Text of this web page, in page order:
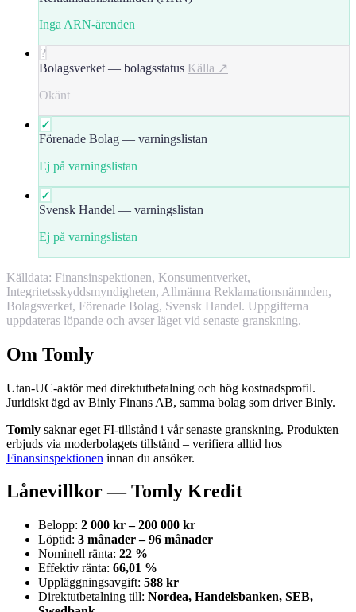
Inga ARN-ärenden
?
Bolagsverket — bolagsstatus Källa ↗
Okänt
✓
Förenade Bolag — varningslistan
Ej på varningslistan
✓
Svensk Handel — varningslistan
Ej på varningslistan
Källdata: Finansinspektionen, Konsumentverket,
Integritetsskyddsmyndigheten, Allmänna Reklamationsnämnden,
Bolagsverket, Förenade Bolag, Svensk Handel. Uppgifterna
uppdateras löpande och avser läget vid senaste granskning.
Om Tomly
Utan-UC-aktör med direktutbetalning och hög kostnadsprofil.
Juridiskt ägd av Binly Finans AB, samma bolag som driver Binly.
Tomly saknar eget FI-tillstånd i vår senaste granskning. Produkten
erbjuds via moderbolagets tillstånd – verifiera alltid hos
Finansinspektionen innan du ansöker.
Lånevillkor — Tomly Kredit
Belopp: 2 000 kr – 200 000 kr
Löptid: 3 månader – 96 månader
Nominell ränta: 22 %
Effektiv ränta: 66,01 %
Uppläggningsavgift: 588 kr
Direktutbetalning till: Nordea, Handelsbanken, SEB,